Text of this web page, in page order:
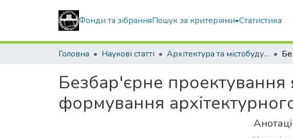
Фонди та зібранняПошук за критеріями Статистика
Головна Наукові статті Архітектура та містобудування
Безбар'єрне проектування
формування